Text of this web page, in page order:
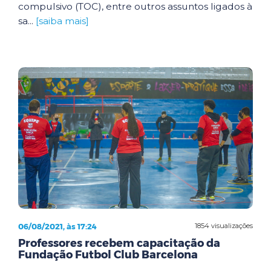
compulsivo (TOC), entre outros assuntos ligados à
sa... [saiba mais]
1854 visualizações
06/08/2021, às 17:24
Professores recebem capacitação da
Fundação Futbol Club Barcelona